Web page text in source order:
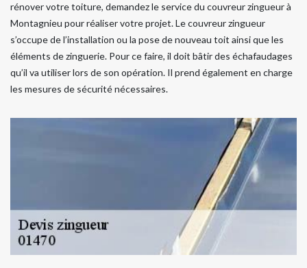
rénover votre toiture, demandez le service du couvreur zingueur à
Montagnieu pour réaliser votre projet. Le couvreur zingueur
s’occupe de l’installation ou la pose de nouveau toit ainsi que les
éléments de zinguerie. Pour ce faire, il doit bâtir des échafaudages
qu’il va utiliser lors de son opération. Il prend également en charge
les mesures de sécurité nécessaires.